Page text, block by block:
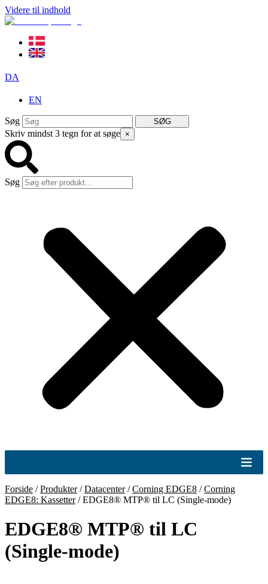
Videre til indhold
DA
EN
Søg SØG
Skriv mindst 3 tegn for at søge ×
Søg
Forside /Produkter/Datacenter/Corning EDGE8 /Corning
EDGE8: Kassetter/EDGE8® MTP® til LC (Single-mode)
EDGE8® MTP® til LC
(Single-mode)